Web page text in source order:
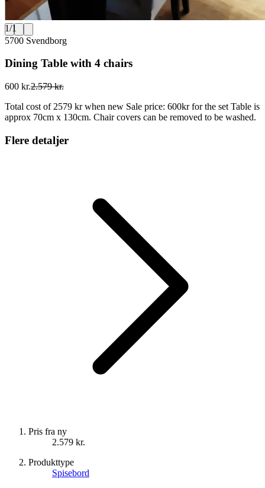
1/1
5700 Svendborg
Dining Table with 4 chairs
600 kr.2.579 kr.
Total cost of 2579 kr when new Sale price: 600kr for the set Table is
approx 70cm x 130cm. Chair covers can be removed to be washed.
Flere detaljer
Pris fra ny
2.579 kr.
Produkttype
Spisebord